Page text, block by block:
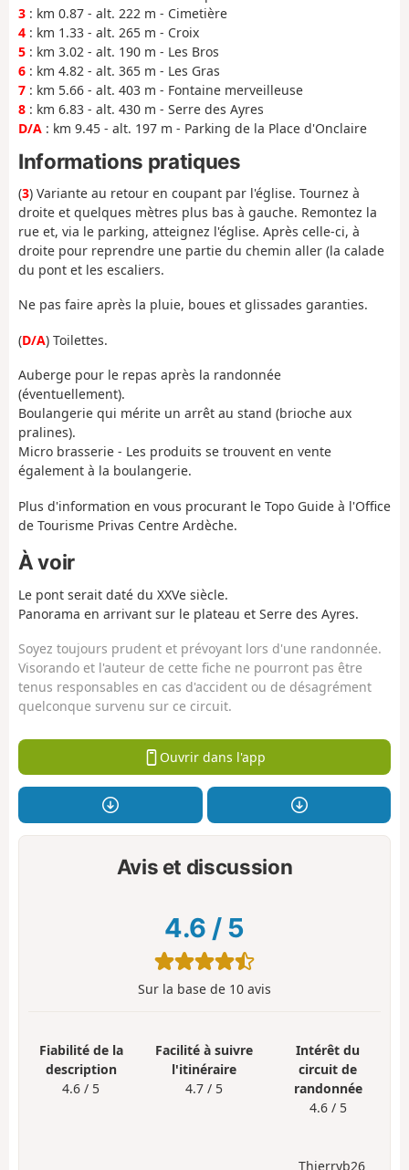
3 : km 0.87 - alt. 222 m - Cimetière
4 : km 1.33 - alt. 265 m - Croix
5 : km 3.02 - alt. 190 m - Les Bros
6 : km 4.82 - alt. 365 m - Les Gras
7 : km 5.66 - alt. 403 m - Fontaine merveilleuse
8 : km 6.83 - alt. 430 m - Serre des Ayres
D/A : km 9.45 - alt. 197 m - Parking de la Place d'Onclaire
Informations pratiques
(3) Variante au retour en coupant par l'église. Tournez à
droite et quelques mètres plus bas à gauche. Remontez la
rue et, via le parking, atteignez l'église. Après celle-ci, à
droite pour reprendre une partie du chemin aller (la calade
du pont et les escaliers.
Ne pas faire après la pluie, boues et glissades garanties.
(D/A) Toilettes.
Auberge pour le repas après la randonnée
(éventuellement).
Boulangerie qui mérite un arrêt au stand (brioche aux
pralines).
Micro brasserie - Les produits se trouvent en vente
également à la boulangerie.
Plus d'information en vous procurant le Topo Guide à l'Office
de Tourisme Privas Centre Ardèche.
À voir
Le pont serait daté du XXVe siècle.
Panorama en arrivant sur le plateau et Serre des Ayres.
Soyez toujours prudent et prévoyant lors d'une randonnée.
Visorando et l'auteur de cette fiche ne pourront pas être
tenus responsables en cas d'accident ou de désagrément
quelconque survenu sur ce circuit.
Ouvrir dans l'app
Avis et discussion
4.6 / 5
Sur la base de 10 avis
Fiabilité de la
description
4.6 / 5
Facilité à suivre
l'itinéraire
4.7 / 5
Intérêt du
circuit de
randonnée
4.6 / 5
Thierryb26